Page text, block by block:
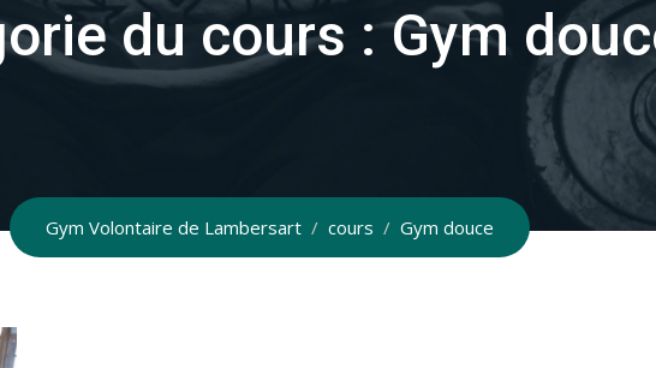
du cours :Gym
Gym Volontaire de Lambersart / cours / Gym douce